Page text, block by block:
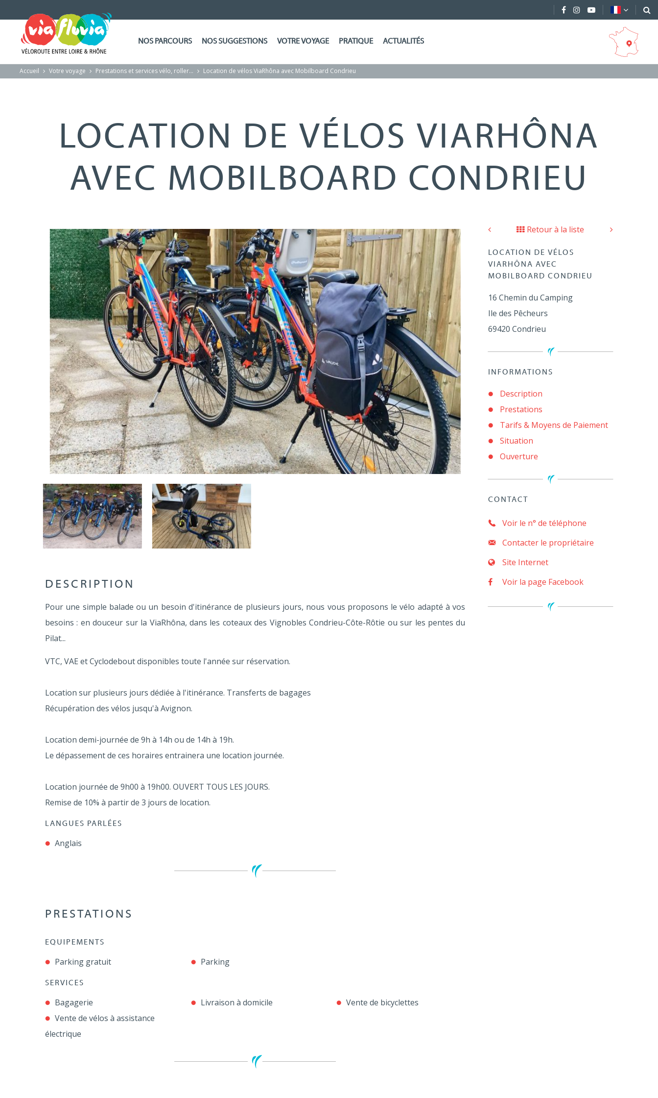
NOS PARCOURS NOS SUGGESTIONS VOTRE VOYAGE PRATIQUE ACTUALITÉS
Accueil Votre voyage Prestations et services vélo, roller… Location de vélos ViaRhôna avec Mobilboard Condrieu
LOCATION DE VÉLOS VIARHÔNA
AVEC MOBILBOARD CONDRIEU
DESCRIPTION
Pour une simple balade ou un besoin d'itinérance de plusieurs jours, nous vous proposons le vélo adapté à vos
besoins : en douceur sur la ViaRhôna, dans les coteaux des Vignobles Condrieu-Côte-Rôtie ou sur les pentes du
Pilat...
VTC, VAE et Cyclodebout disponibles toute l'année sur réservation.
Location sur plusieurs jours dédiée à l'itinérance. Transferts de bagages
Récupération des vélos jusqu'à Avignon.
Location demi-journée de 9h à 14h ou de 14h à 19h.
Le dépassement de ces horaires entrainera une location journée.
Location journée de 9h00 à 19h00. OUVERT TOUS LES JOURS.
Remise de 10% à partir de 3 jours de location.
LANGUES PARLÉES
Anglais
PRESTATIONS
EQUIPEMENTS
Parking gratuit Parking
SERVICES
Bagagerie Livraison à domicile
Vente de bicyclettes
Vente de vélos à assistance
électrique
Retour à la liste
LOCATION DE VÉLOS
VIARHÔNA AVEC
MOBILBOARD CONDRIEU
16 Chemin du Camping
Ile des Pêcheurs
69420 Condrieu
INFORMATIONS
Description
Prestations
Tarifs & Moyens de Paiement
Situation
Ouverture
CONTACT
Voir le n° de téléphone
Contacter le propriétaire
Site Internet
Voir la page Facebook